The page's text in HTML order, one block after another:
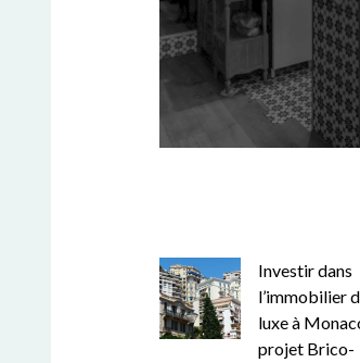
Investir dans
l’immobilier
luxe à
projet Brico-